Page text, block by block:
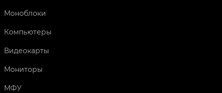
Моноблоки
Компьютеры
Видеокарты
Мониторы
МФУ